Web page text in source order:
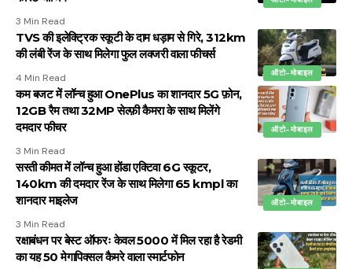
3 Min Read
ऑटो-मोबाइल
TVS की इलेक्ट्रिक स्कूटी के दाम धड़ाम से गिरे, 312km
की लंबी रेंज के साथ मिलेगा फुल लक्जरी वाला फीचर्स
4 Min Read
ऑटो-मोबाइल
कम बजट में लॉन्च हुआ OnePlus का शानदार 5G फ़ोन,
12GB रैम तथा 32MP सेल्फ़ी कैमरा के साथ मिलेंगे
दमदार फीचर
3 Min Read
ऑटो-मोबाइल
सस्ती कीमत में लॉन्च हुआ होंडा एक्टिवा 6G स्कूटर,
140km की दमदार रेंज के साथ मिलेगा 65 kmpl का
शानदार माइलेज
3 Min Read
रक्षाबंधन पर बेस्ट ऑफरः केवल ₹5000 में मिल रहा है रेडमी
का यह 50 मेगापिक्सल कैमरे वाला स्मार्टफोन